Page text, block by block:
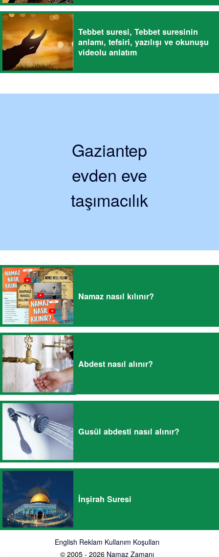
Tebbet suresi, Tebbet suresinin
anlamı, tefsiri, yazılışı ve okunuşu
videolu anlatım
Gaziantep
evden eve
taşımacılık
Namaz nasıl kılınır?
Abdest nasıl alınır?
Gusül abdesti nasıl alınır?
İnşirah Suresi
English Reklam Kullanım Koşulları
© 2005 - 2026 Namaz Zamanı